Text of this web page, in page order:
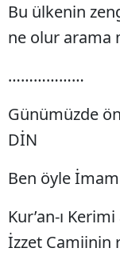
Bu ülkenin
ne olur arama
………………
Günümüzde
DİN
Ben öyle
Kur’an-ı
İzzet Camiinin